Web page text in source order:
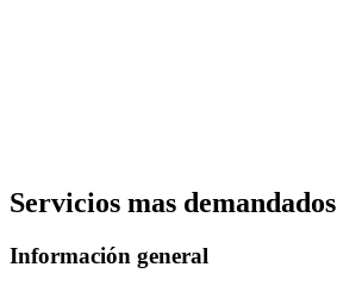
Servicios mas
Información general